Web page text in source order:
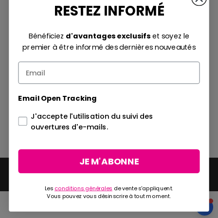
RESTEZ INFORMÉ
Bénéficiez d'avantages exclusifset soyez le
premier à être informé des dernières nouveautés
Email Open Tracking
J'accepte l'utilisation du suivi des
ouvertures d'e-mails.
JE M'ABONNE
Les conditions générales de vente s'appliquent.
Vous pouvez vous désinscrire à tout moment.